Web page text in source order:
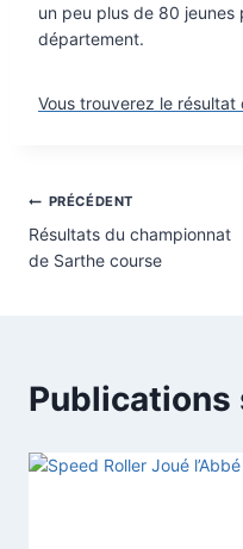
un peu plus de 80 jeunes
département.
Vous trouverez le
Navigation
de
PRÉCÉDENT
Résultats du championnat
de Sarthe course
Publications